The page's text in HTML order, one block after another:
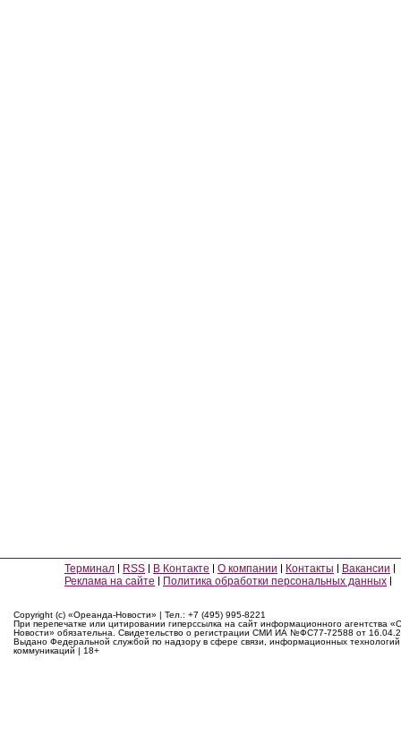
Терминал RSS В Контакте О компании Контакты
Вакансии
Реклама на сайте
Политика обработки персональных данных
Copyright (c) «Ореанда-Новости» | Тел.: +7 (495) 995-8221
При перепечатке или цитировании гиперссылка на сайт информационного агентства
Новости» обязательна. Свидетельство о регистрации СМИ ИА №ФС77-72588 от
Выдано Федеральной службой по надзору в сфере связи, информационных
коммуникаций | 18+